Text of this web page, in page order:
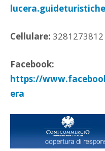
Cellulare:
Facebook:
https://
era